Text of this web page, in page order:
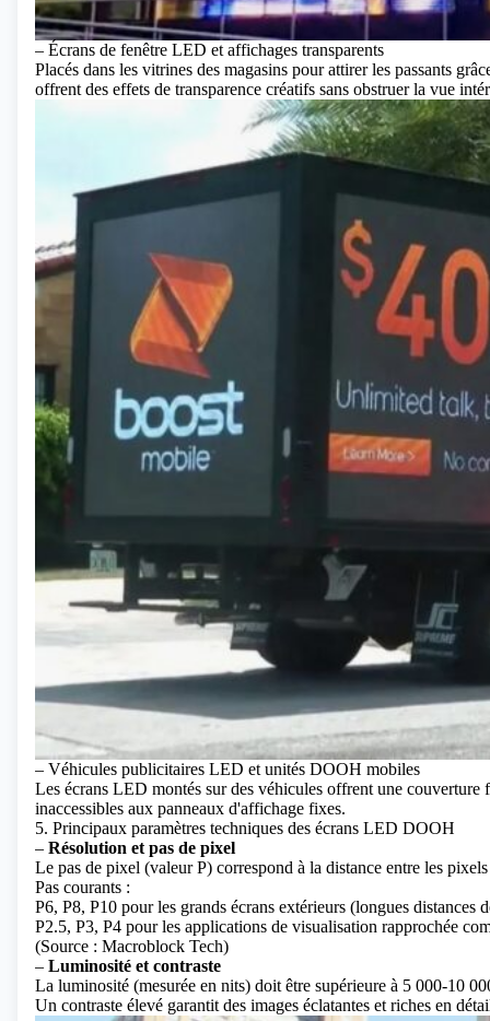
– Écrans de fenêtre LED et affichages transparents
Placés dans les vitrines des magasins pour attirer les passants
offrent des effets de transparence créatifs sans obstruer la vue
– Véhicules publicitaires LED et unités DOOH mobiles
Les écrans LED montés sur des véhicules offrent une
inaccessibles aux panneaux d'affichage fixes.
5. Principaux paramètres techniques des écrans LED DOOH
– Résolution et pas de pixel
Le pas de pixel (valeur P) correspond à la distance entre les
Pas courants :
P6, P8, P10 pour les grands écrans extérieurs (longues distances
P2.5, P3, P4 pour les applications de visualisation rapprochée
(Source : Macroblock Tech)
– Luminosité et contraste
La luminosité (mesurée en nits) doit être supérieure à 5 000-10
Un contraste élevé garantit des images éclatantes et riches en